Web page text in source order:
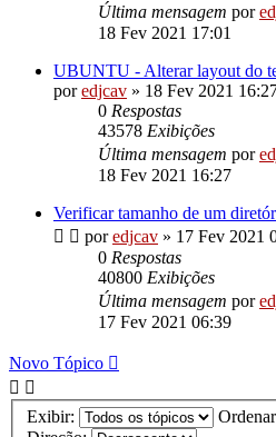
Última mensagem por
18 Fev 2021 17:01
UBUNTU - Alterar layout do
poredjcav » 18 Fev 2021
0 Respostas
43578 Exibições
Última mensagem por
18 Fev 2021 16:27
Verificar tamanho de um
poredjcav » 17 Fev 2021
0 Respostas
40800 Exibições
Última mensagem por
17 Fev 2021 06:39
Novo Tópico
Exibir: